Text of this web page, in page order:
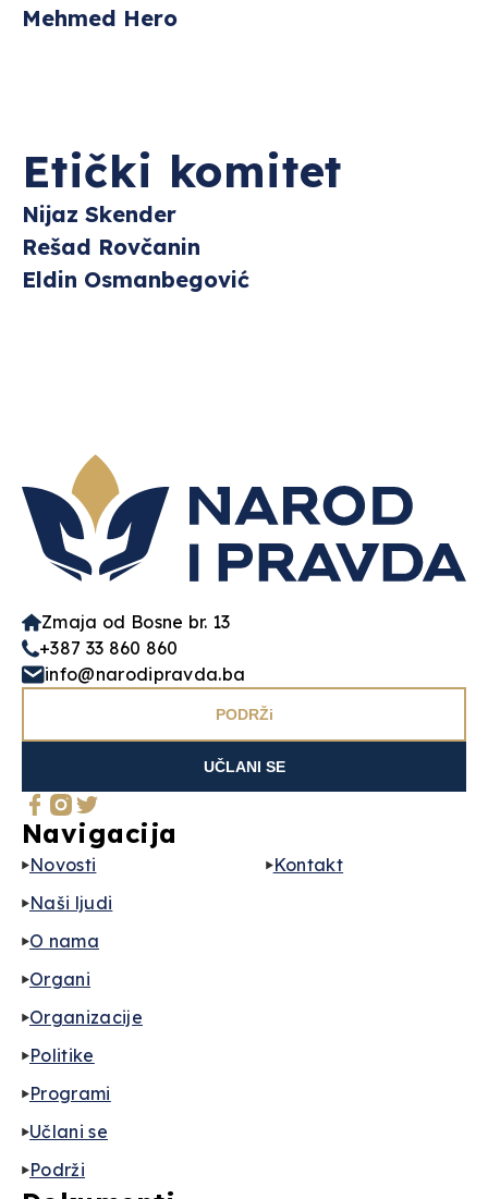
Mehmed Hero
Etički komitet
Nijaz Skender
Rešad Rovčanin
Eldin Osmanbegović
Zmaja od Bosne br. 13
+387 33 860 860
info@narodipravda.ba
PODRŽi
UČLANI SE
Navigacija
Novosti
Naši ljudi
O nama
Organi
Organizacije
Politike
Programi
Učlani se
Podrži
Kontakt